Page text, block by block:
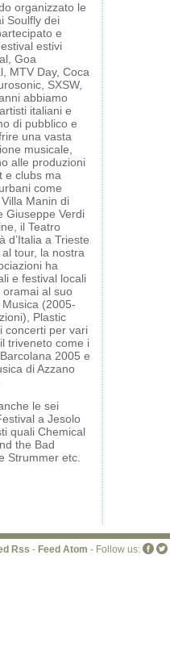
organizzato le
Soulfly dei
e
estivi
Goa
MTV Day, Coca
SXSW,
abbiamo
italiani e
di pubblico e
una vasta
musicale,
alle produzioni
e clubs ma
come
Manin di
Giuseppe Verdi
il Teatro
d’Italia a Trieste
tour, la nostra
ha
e festival locali
oramai al suo
Musica (2005-
Plastic
concerti per vari
triveneto come i
2005 e
di Azzano
le sei
a Jesolo
quali Chemical
the Bad
Strummer etc.
Rss - Feed Atom - Follow us: